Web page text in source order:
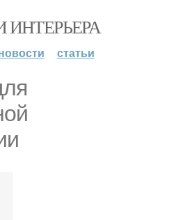
ИНТЕРЬЕРА
статьи